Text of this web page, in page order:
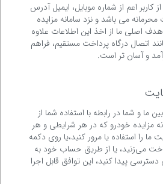
اعم از شماره موبایل، ایمیل آدرس
می باشد و نزد سامانه مزایده
اصلی ما از اخذ این اطلاعات علاوه
اتصال درگاه پرداخت مستقیم، فراهم
و آسان تر است.
ما و شما در رابطه با استفاده شما از
مزایده خودرو که در هر شرایطی و هر
را استفاده یا مرور کنید،یا روی دکمه
می‌زنید، یا از طریق حساب خود به
پیدا کنید، این توافق قابل اجرا